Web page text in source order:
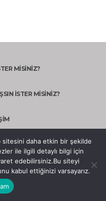
MİSİNİZ?
İSTER MİSİNİZ?
daha etkin bir şekilde
ile ilgili detaylı bilgi için
edebilirsiniz.Bu siteyi
kabul ettiğinizi varsayarız.